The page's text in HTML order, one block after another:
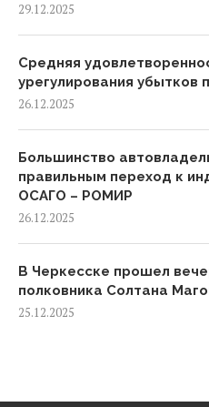
29.12.2025
Средняя
урегулирования убытков
26.12.2025
Большинство
правильным переход к
ОСАГО – РОМИР
26.12.2025
В Черкесске прошел
полковника Солтана
25.12.2025